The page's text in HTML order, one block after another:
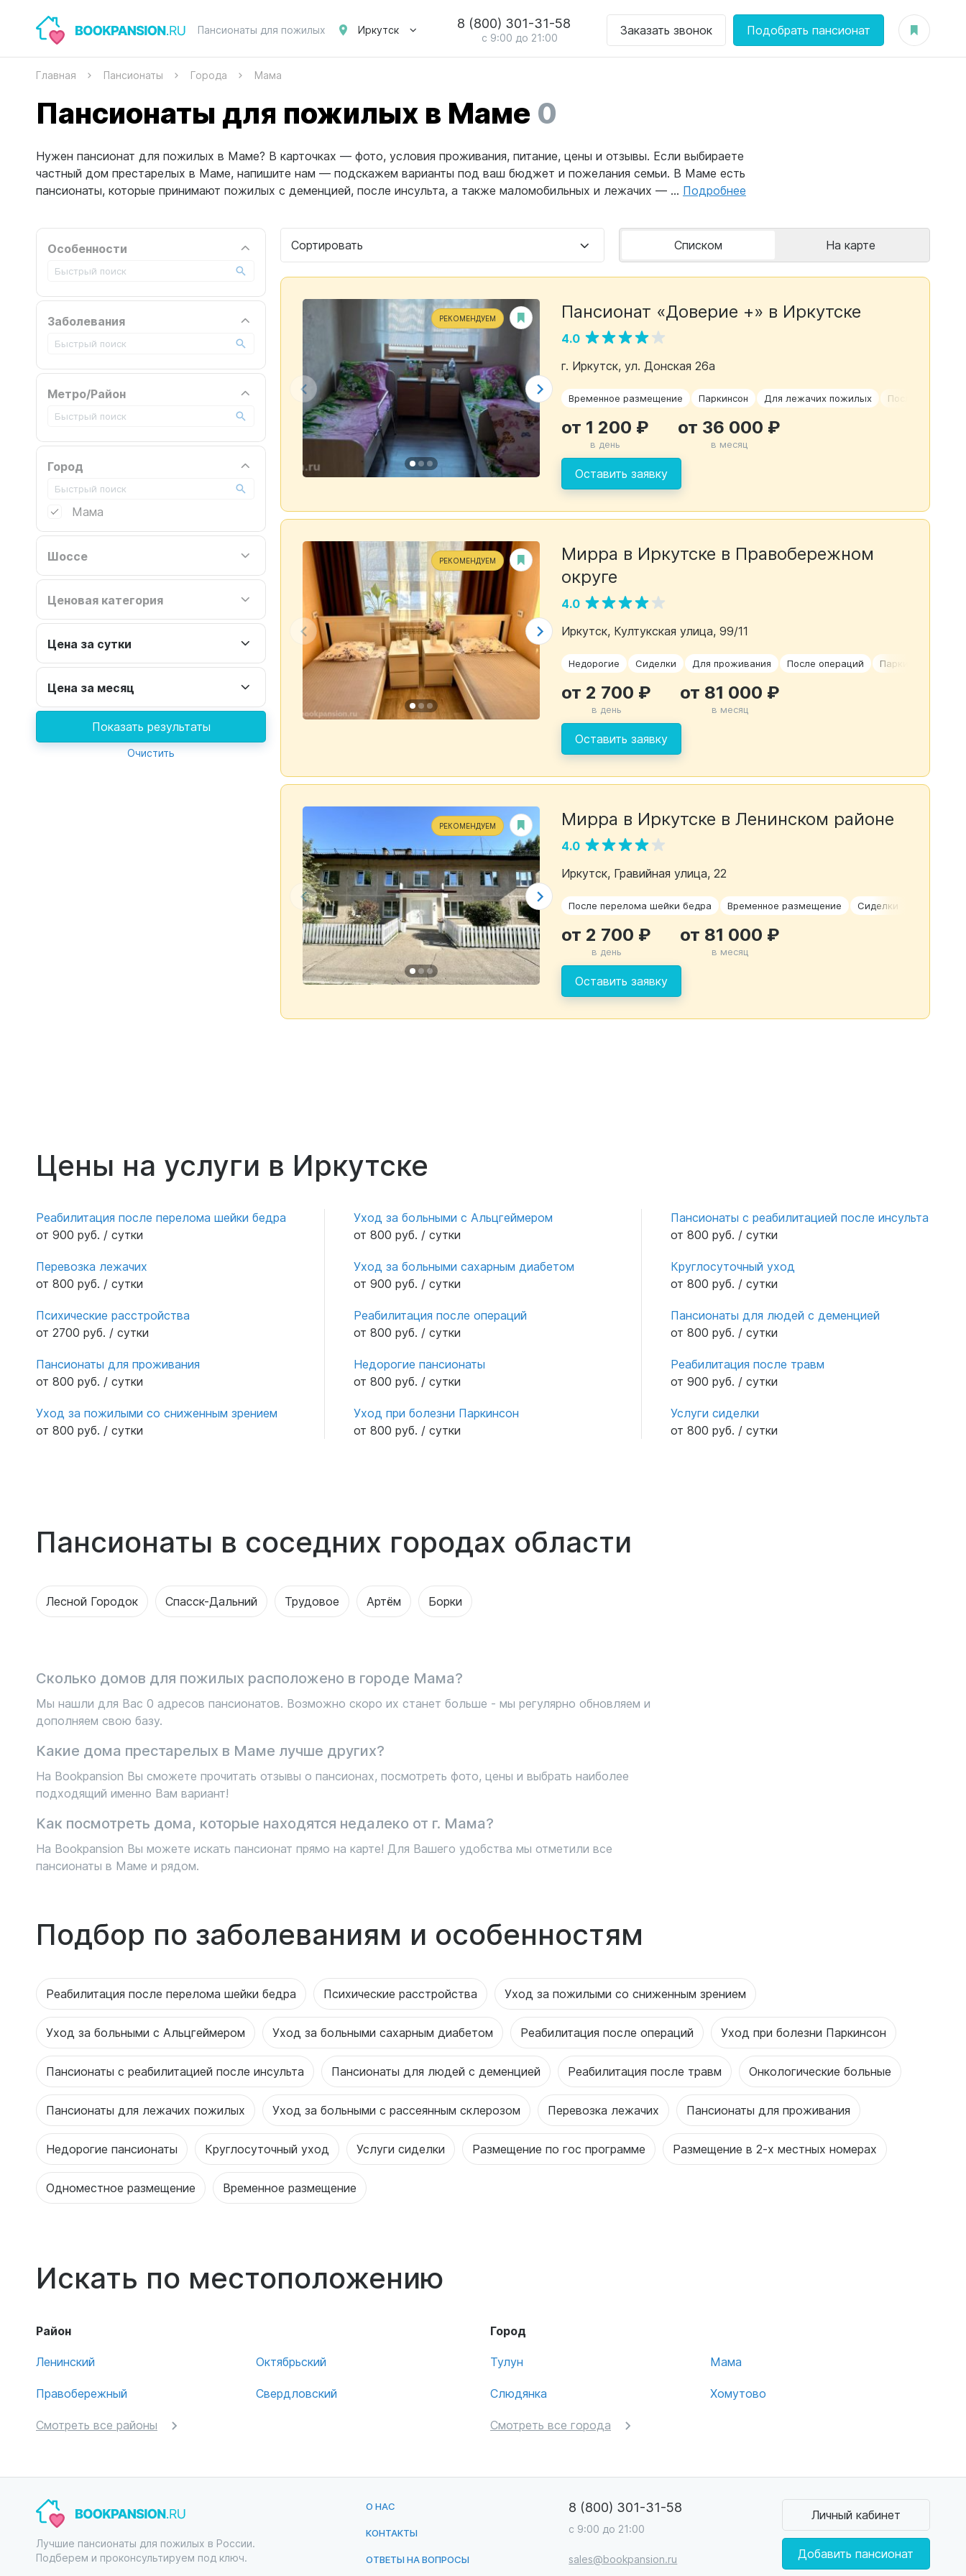
Пансионаты для пожилых Иркутск 8 (800) 301-31-58
с 9:00 до 21:00
Заказать звонок Подобрать пансионат
Главная Пансионаты Города Мама
Пансионаты для пожилых в Маме 0
Нужен пансионат для пожилых в Маме? В карточках — фото, условия проживания, питание, цены и отзывы. Если выбираете
частный дом престарелых в Маме, напишите нам — подскажем варианты под ваш бюджет и пожелания семьи. В Маме есть
пансионаты, которые принимают пожилых с деменцией, после инсульта, а также маломобильных и лежачих — ... Подробнее
Особенности
Заболевания
Метро/Район
Город
Мама
Шоссе
Ценовая категория
Цена за сутки
Цена за месяц
Показать результаты
Очистить
Сортировать Списком На карте
РЕКОМЕНДУЕМ Пансионат «Доверие +» в Иркутске
4.0
г. Иркутск, ул. Донская 26а
Временное размещение Паркинсон Для лежачих пожилых После
Оставить заявку
от 1 200 ₽
в день
от 36 000 ₽
в месяц
РЕКОМЕНДУЕМ
Мирра в Иркутске в Правобережном
округе
4.0
Иркутск, Култукская улица, 99/11
Недорогие Сиделки Для проживания После операций Паркинсон
Оставить заявку
от 2 700 ₽
в день
от 81 000 ₽
в месяц
РЕКОМЕНДУЕМ Мирра в Иркутске в Ленинском районе
4.0
Иркутск, Гравийная улица, 22
После перелома шейки бедра Временное размещение Сиделки
Оставить заявку
от 2 700 ₽
в день
от 81 000 ₽
в месяц
Цены на услуги в Иркутске
Реабилитация после перелома шейки бедра
от 900 руб. / сутки
Перевозка лежачих
от 800 руб. / сутки
Психические расстройства
от 2700 руб. / сутки
Пансионаты для проживания
от 800 руб. / сутки
Уход за пожилыми со сниженным зрением
от 800 руб. / сутки
Уход за больными с Альцгеймером
от 800 руб. / сутки
Уход за больными сахарным диабетом
от 900 руб. / сутки
Реабилитация после операций
от 800 руб. / сутки
Недорогие пансионаты
от 800 руб. / сутки
Уход при болезни Паркинсон
от 800 руб. / сутки
Пансионаты с реабилитацией после инсульта
от 800 руб. / сутки
Круглосуточный уход
от 800 руб. / сутки
Пансионаты для людей с деменцией
от 800 руб. / сутки
Реабилитация после травм
от 900 руб. / сутки
Услуги сиделки
от 800 руб. / сутки
Пансионаты в соседних городах области
Лесной Городок Спасск-Дальний Трудовое Артём Борки
Сколько домов для пожилых расположено в городе Мама?
Мы нашли для Вас 0 адресов пансионатов. Возможно скоро их станет больше - мы регулярно обновляем и
дополняем свою базу.
Какие дома престарелых в Маме лучше других?
На Bookpansion Вы сможете прочитать отзывы о пансионах, посмотреть фото, цены и выбрать наиболее
подходящий именно Вам вариант!
Как посмотреть дома, которые находятся недалеко от г. Мама?
На Bookpansion Вы можете искать пансионат прямо на карте! Для Вашего удобства мы отметили все
пансионаты в Маме и рядом.
Подбор по заболеваниям и особенностям
Реабилитация после перелома шейки бедра Психические расстройства Уход за пожилыми со сниженным зрением
Уход за больными с Альцгеймером Уход за больными сахарным диабетом Реабилитация после операций Уход при болезни Паркинсон
Пансионаты с реабилитацией после инсульта Пансионаты для людей с деменцией Реабилитация после травм Онкологические больные
Пансионаты для лежачих пожилых Уход за больными с рассеянным склерозом Перевозка лежачих Пансионаты для проживания
Недорогие пансионаты Круглосуточный уход Услуги сиделки Размещение по гос программе Размещение в 2-х местных номерах
Одноместное размещение Временное размещение
Искать по местоположению
Район
Ленинский
Правобережный
Октябрьский
Свердловский
Смотреть все районы
Город
Тулун
Слюдянка
Мама
Хомутово
Смотреть все города
Лучшие пансионаты для пожилых в России.
Подберем и проконсультируем под ключ.
О НАС
КОНТАКТЫ
ОТВЕТЫ НА ВОПРОСЫ
8 (800) 301-31-58
с 9:00 до 21:00
sales@bookpansion.ru
Личный кабинет
Добавить пансионат